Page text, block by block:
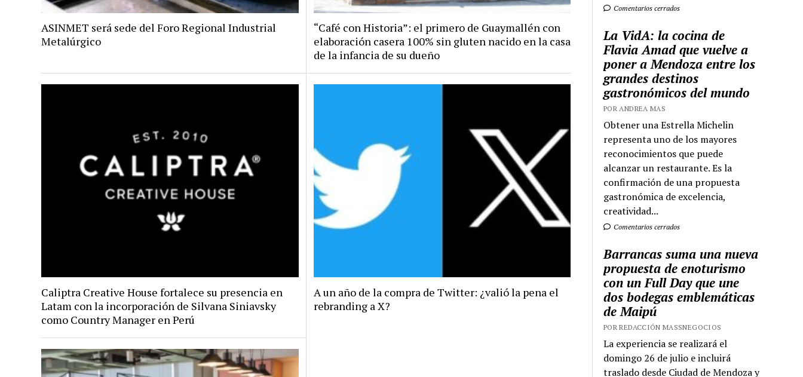
ASINMET será sede del Foro Regional Industrial
Metalúrgico
“Café con Historia”: el primero de Guaymallén con
elaboración casera 100% sin gluten nacido en la casa
de la infancia de su dueño
Caliptra Creative House fortalece su presencia en
Latam con la incorporación de Silvana Siniavsky
como Country Manager en Perú
A un año de la compra de Twitter: ¿valió la pena el
rebranding a X?
Comentarios cerrados
La VidA: la cocina de
Flavia Amad que vuelve a
poner a Mendoza entre los
grandes destinos
gastronómicos del mundo
POR ANDREA MAS
Obtener una Estrella Michelin
representa uno de los mayores
reconocimientos que puede
alcanzar un restaurante. Es la
confirmación de una propuesta
gastronómica de excelencia,
creatividad...
Comentarios cerrados
Barrancas suma una nueva
propuesta de enoturismo
con un Full Day que une
dos bodegas emblemáticas
de Maipú
POR REDACCIÓN MASSNEGOCIOS
La experiencia se realizará el
domingo 26 de julio e incluirá
traslado desde Ciudad de Mendoza y